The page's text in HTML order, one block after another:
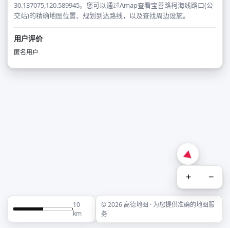
30.137075,120.589945。您可以通过Amap查看宝善路柯海线路口(公
交站)的精确地图位置、规划到达路线，以及查找周边设施。
用户评价
匿名用户
+ −
10
km
© 2026 高德地图 · 为您提供准确的地图服
务